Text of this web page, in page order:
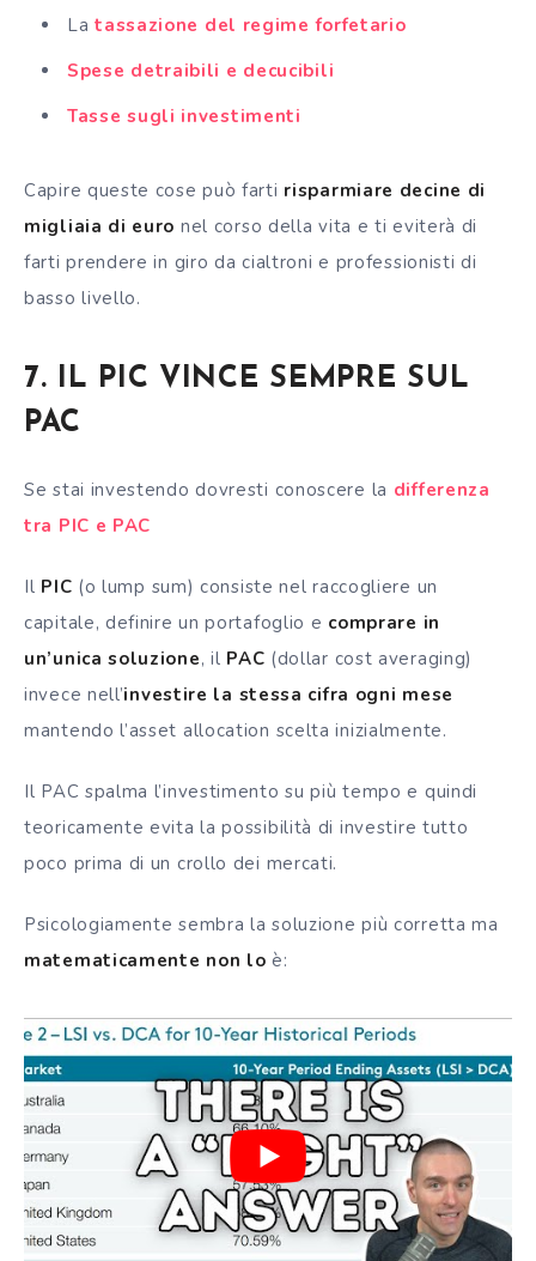
Latassazione del regime forfetario
Spese detraibili e decucibili
Tasse sugli investimenti
Capire queste cose può farti risparmiare decine di
migliaia di euro nel corso della vita e ti eviterà di
farti prendere in giro da cialtroni e professionisti di
basso livello.
7. IL PIC VINCE SEMPRE SUL
PAC
Se stai investendo dovresti conoscere la differenza
tra PIC e PAC
Il PIC (o lump sum) consiste nel raccogliere un
capitale, definire un portafoglio e comprare in
un’unica soluzione, il PAC (dollar cost averaging)
invece nell’investire la stessa cifra ogni mese
mantendo l’asset allocation scelta inizialmente.
Il PAC spalma l’investimento su più tempo e quindi
teoricamente evita la possibilità di investire tutto
poco prima di un crollo dei mercati.
Psicologiamente sembra la soluzione più corretta ma
matematicamente non loè: